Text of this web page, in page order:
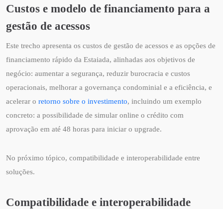
Custos e modelo de financiamento para a
gestão de acessos
Este trecho apresenta os custos de gestão de acessos e as opções de
financiamento rápido da Estaiada, alinhadas aos objetivos de
negócio: aumentar a segurança, reduzir burocracia e custos
operacionais, melhorar a governança condominial e a eficiência, e
acelerar o retorno sobre o investimento, incluindo um exemplo
concreto: a possibilidade de simular online o crédito com
aprovação em até 48 horas para iniciar o upgrade.
No próximo tópico, compatibilidade e interoperabilidade entre
soluções.
Compatibilidade e interoperabilidade